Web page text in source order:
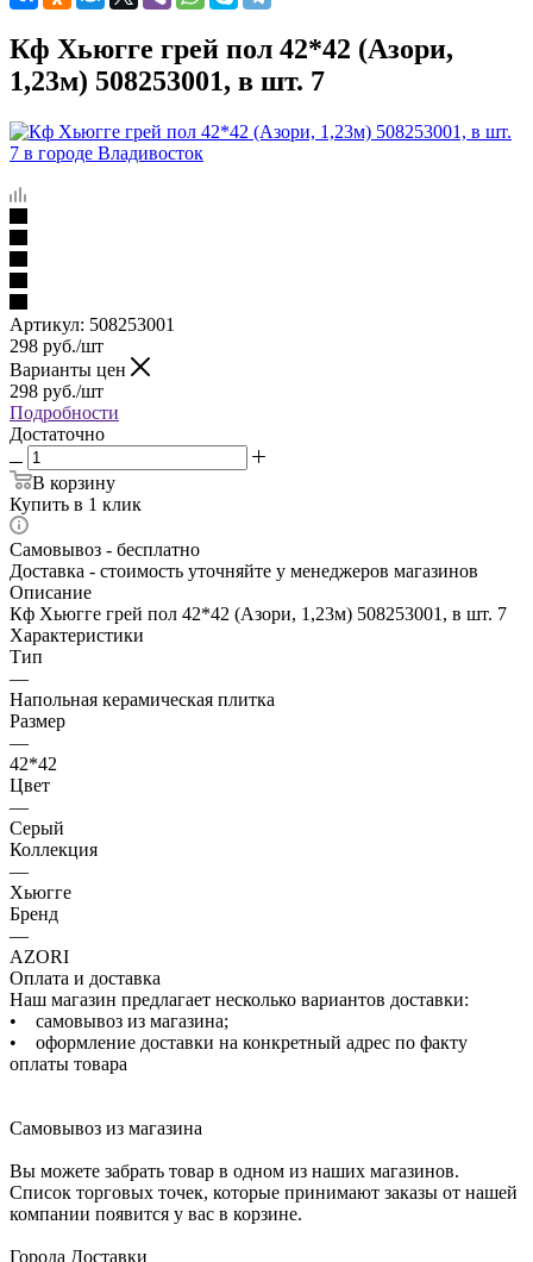
Кф Хьюгге грей пол 42*42 (Азори,
1,23м) 508253001, в шт. 7
Артикул: 508253001
298 руб./шт
Варианты цен
298 руб./шт
Подробности
Достаточно
В корзину
Купить в 1 клик
Самовывоз - бесплатно
Доставка - стоимость уточняйте у менеджеров магазинов
Описание
Кф Хьюгге грей пол 42*42 (Азори, 1,23м) 508253001, в шт. 7
Характеристики
Тип
—
Напольная керамическая плитка
Размер
—
42*42
Цвет
—
Серый
Коллекция
—
Хьюгге
Бренд
—
AZORI
Оплата и доставка
Наш магазин предлагает несколько вариантов доставки:
• самовывоз из магазина;
• оформление доставки на конкретный адрес по факту
оплаты товара
Самовывоз из магазина
Вы можете забрать товар в одном из наших магазинов.
Список торговых точек, которые принимают заказы от нашей
компании появится у вас в корзине.
Города Доставки